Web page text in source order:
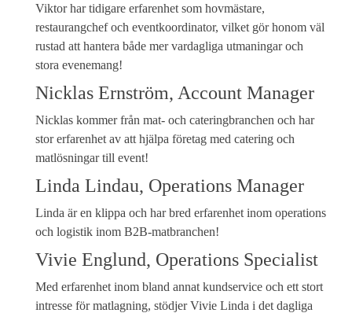
Viktor har tidigare erfarenhet som hovmästare,
restaurangchef och eventkoordinator, vilket gör honom väl
rustad att hantera både mer vardagliga utmaningar och
stora evenemang!
Nicklas Ernström, Account Manager
Nicklas kommer från mat- och cateringbranchen och har
stor erfarenhet av att hjälpa företag med catering och
matlösningar till event!
Linda Lindau, Operations Manager
Linda är en klippa och har bred erfarenhet inom operations
och logistik inom B2B-matbranchen!
Vivie Englund, Operations Specialist
Med erfarenhet inom bland annat kundservice och ett stort
intresse för matlagning, stödjer Vivie Linda i det dagliga